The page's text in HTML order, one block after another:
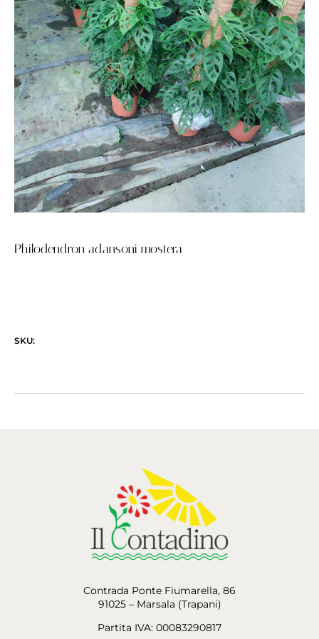
Philodendron adansoni mostera
SKU:
Contrada Ponte Fiumarella, 86
91025 – Marsala (Trapani)
Partita IVA: 00083290817